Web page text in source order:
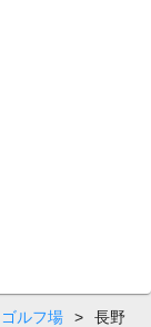
ゴルフ場 >
長野